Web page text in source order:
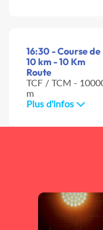
16:30 - Course de
10 km - 10 Km
Route
TCF / TCM -
m
Plus d'infos